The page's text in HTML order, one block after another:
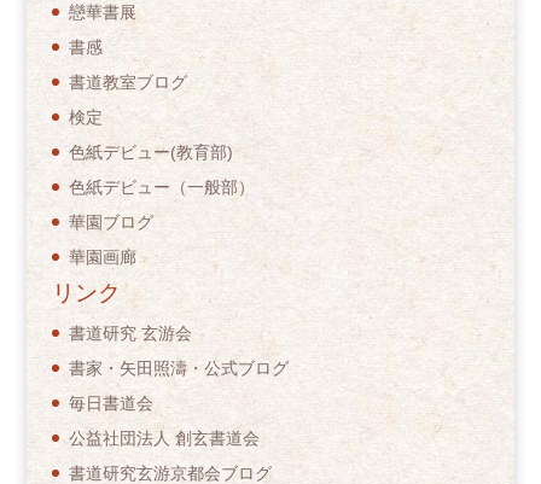
戀華書展
書感
書道教室ブログ
検定
色紙デビュー(教育部)
色紙デビュー（一般部）
華園ブログ
華園画廊
リンク
書道研究 玄游会
書家・矢田照濤・公式ブログ
毎日書道会
公益社団法人 創玄書道会
書道研究玄游京都会ブログ